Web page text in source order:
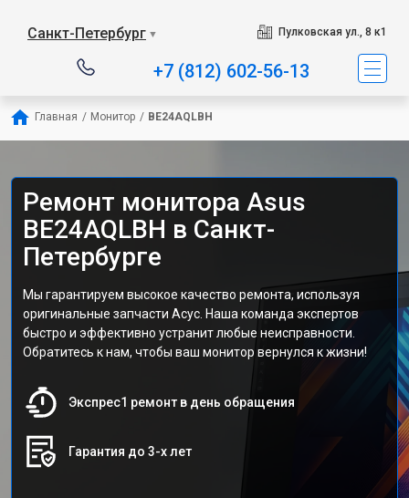
Санкт-Петербург ▼ Пулковская ул., 8 к1
+7 (812) 602-56-13
Главная / Монитор / BE24AQLBH
Ремонт монитора Asus
BE24AQLBH в Санкт-
Петербурге
Мы гарантируем высокое качество ремонта, используя
оригинальные запчасти Асус. Наша команда экспертов
быстро и эффективно устранит любые неисправности.
Обратитесь к нам, чтобы ваш монитор вернулся к жизни!
Экспрес1 ремонт в день обращения
Гарантия до 3-х лет